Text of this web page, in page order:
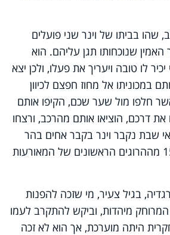
באב, שהו בביתו של וינר שני פועלים
האמין שנוכחותו תגן עליהם. הוא
לו טובה ויעריך את פעלו, ולכן יצא
במכוניתו אל מחוז חפצם לכיוון
חלפו מול שער שכם, הקיפו אותם
את דרכם, הוציאו אותם מהרכב, ורצחו
שבת נקבר וינר בקבר אחים בהר
הזיתים, יחד עם עוד 15 מההרוגים הראשונים של המאורעות
בגיל צעיר, מי שזכה להפנות
המרוחק מיהדות, וביקש להתקרב לעמו
היתה מוערכת, אך הוא לא זכה